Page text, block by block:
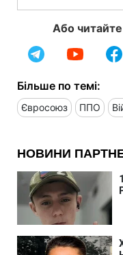
Або
Більше по темі:
Євросоюз ППО